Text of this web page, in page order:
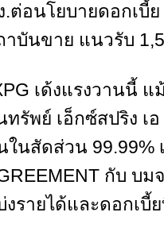
.ต่อนโยบายดอกเบี้
าบันขาย แนวรับ
เด้งแรงวานนี้
ทรัพย์ เอ็กซ์สปริง เ
ในสัดส่วน 99.99%
กับ บ
งรายได้และดอกเบี้